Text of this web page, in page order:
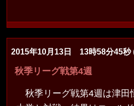
2015年10月13日 13時58分45秒
秋季リーグ戦第4週
秋季リーグ戦第4週は津田